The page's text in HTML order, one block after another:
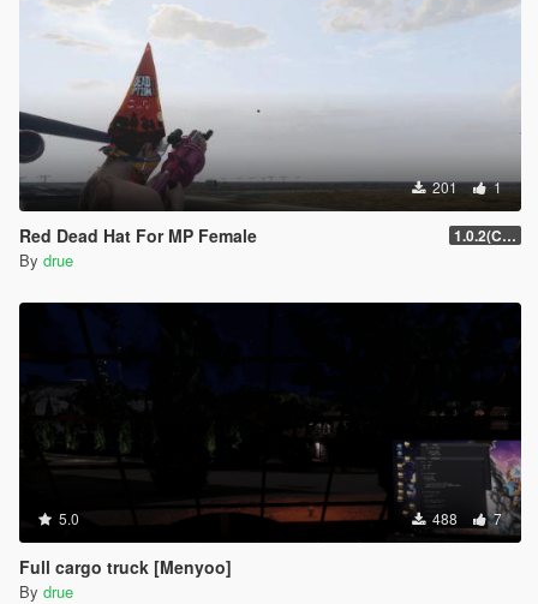
201 1
Red Dead Hat For MP Female 1.0.2(Current)
By drue
5.0 488 7
Full cargo truck [Menyoo]
By drue